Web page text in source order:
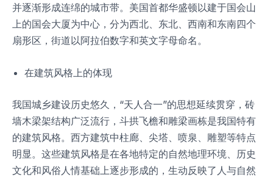
并逐渐形成连绵的城市带。美国首都华盛顿以建于国会山
上的国会大厦为中心，分为西北、东北、西南和东南四个
扇形区，街道以阿拉伯数字和英文字母命名。
在建筑风格上的体现
我国城乡建设历史悠久，“天人合一”的思想延续贯穿，砖
墙木梁架结构广泛流行，斗拱飞檐和雕梁画栋是我国特有
的建筑风格。西方建筑中柱廊、尖塔、喷泉、雕塑等特点
明显。这些建筑风格是在各地特定的自然地理环境、历史
文化和风俗人情基础上逐步形成的，生动反映了人与自然